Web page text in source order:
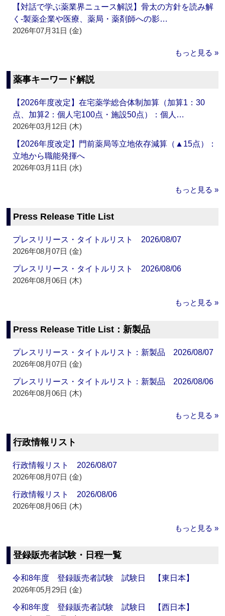
【対話で学ぶ薬業界ニュース解説】骨太の方針を読み解
く‐製薬企業や医療、薬局・薬剤師への影…
2026年07月31日 (金)
もっと見る »
薬事キーワード解説
【2026年度改定】在宅薬学総合体制加算（加算1：30
点、加算2：個人宅100点・施設50点）：個人…
2026年03月12日 (木)
【2026年度改定】門前薬局等立地依存減算（▲15点）：
立地から職能発揮へ
2026年03月11日 (水)
もっと見る »
Press Release Title List
プレスリリース・タイトルリスト 2026/08/07
2026年08月07日 (金)
プレスリリース・タイトルリスト 2026/08/06
2026年08月06日 (木)
もっと見る »
Press Release Title List：新製品
プレスリリース・タイトルリスト：新製品 2026/08/07
2026年08月07日 (金)
プレスリリース・タイトルリスト：新製品 2026/08/06
2026年08月06日 (木)
もっと見る »
行政情報リスト
行政情報リスト 2026/08/07
2026年08月07日 (金)
行政情報リスト 2026/08/06
2026年08月06日 (木)
もっと見る »
登録販売者試験・日程一覧
令和8年度 登録販売者試験 試験日 【東日本】
2026年05月29日 (金)
令和8年度 登録販売者試験 試験日 【西日本】